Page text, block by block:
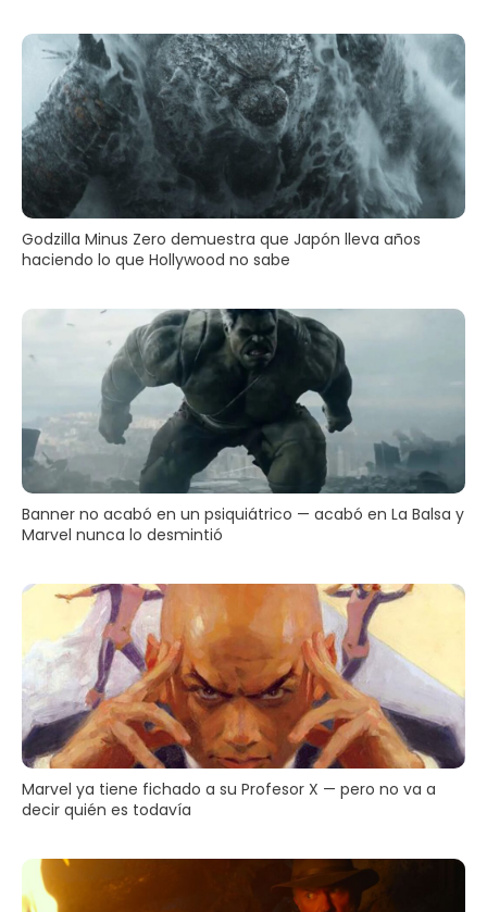
Godzilla Minus Zero demuestra que Japón lleva años
haciendo lo que Hollywood no sabe
Banner no acabó en un psiquiátrico — acabó en La Balsa y
Marvel nunca lo desmintió
Marvel ya tiene fichado a su Profesor X — pero no va a
decir quién es todavía